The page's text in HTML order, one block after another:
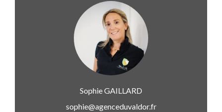
SophieGAILLARD
sophie@agenceduvaldor.fr